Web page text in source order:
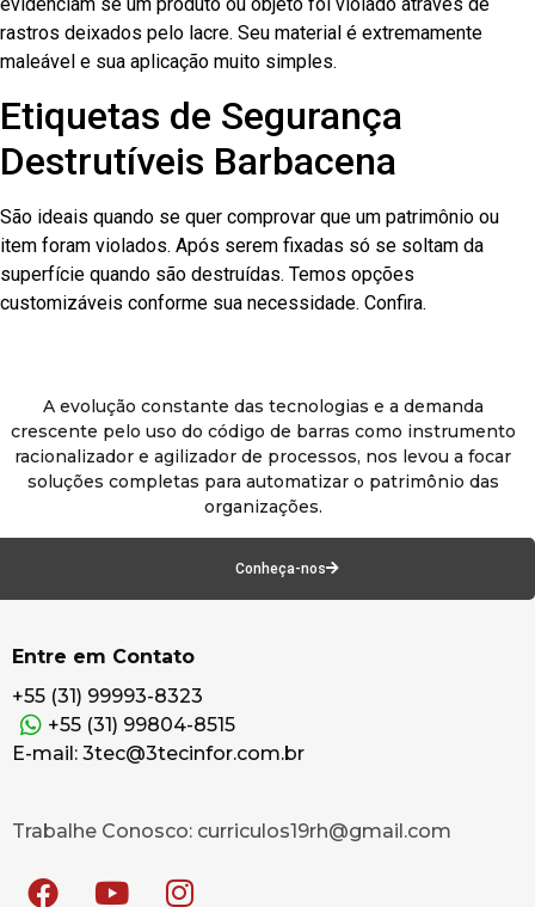
rastros deixados pelo lacre. Seu material é extremamente
maleável e sua aplicação muito simples.
Etiquetas de Segurança
Destrutíveis Barbacena
São ideais quando se quer comprovar que um patrimônio ou
item foram violados. Após serem fixadas só se soltam da
superfície quando são destruídas. Temos opções
customizáveis conforme sua necessidade. Confira.
A evolução constante das tecnologias e a demanda
crescente pelo uso do código de barras como instrumento
racionalizador e agilizador de processos, nos levou a focar
soluções completas para automatizar o patrimônio das
organizações.
Conheça-nos
Entre em Contato
+55 (31) 99993-8323
+55 (31) 99804-8515
E-mail: 3tec@3tecinfor.com.br
Trabalhe Conosco: curriculos19rh@gmail.com